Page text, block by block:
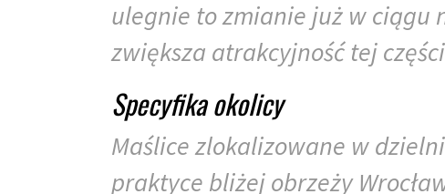
ulegnie to zmianie już w ciągu
zwiększa atrakcyjność tej
Specyfika okolicy
Maślice zlokalizowane w
praktyce bliżej obrzeży